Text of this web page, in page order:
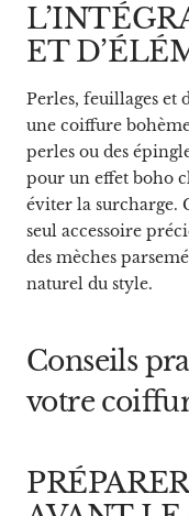
ET
Perles, feuillages et
une coiffure
perles ou des
pour un effet boho
éviter la surcharge.
seul accessoire
des mèches
naturel du style.
Conseils
votre